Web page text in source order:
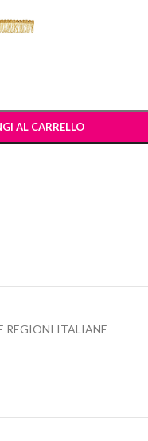
AL CARRELLO
REGIONI ITALIANE